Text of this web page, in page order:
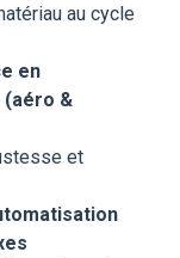
au cycle
en
&
et